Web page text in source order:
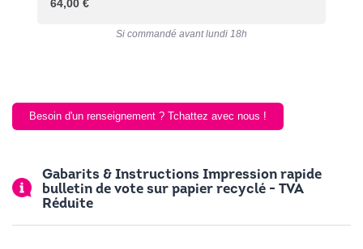
64,00 €
Si commandé avant lundi 18h
Besoin d'un renseignement ? Tchattez avec nous !
Gabarits & Instructions Impression rapide
bulletin de vote sur papier recyclé - TVA
Réduite